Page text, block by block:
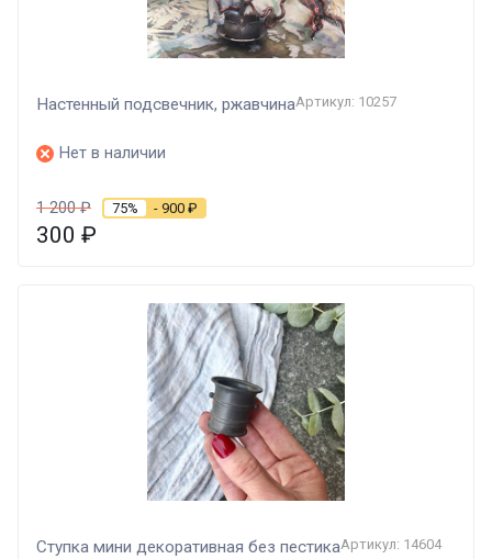
Настенный подсвечник, ржавчинаАртикул: 10257
Нет в наличии
1 200₽ 75% - 900 ₽
300 ₽
Ступка мини декоративная без пестикаАртикул: 14604